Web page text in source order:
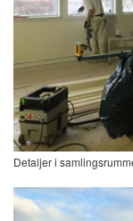
Detaljer i